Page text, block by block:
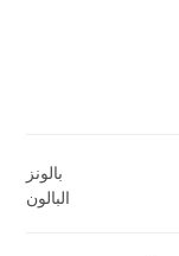
بالونز
البالون